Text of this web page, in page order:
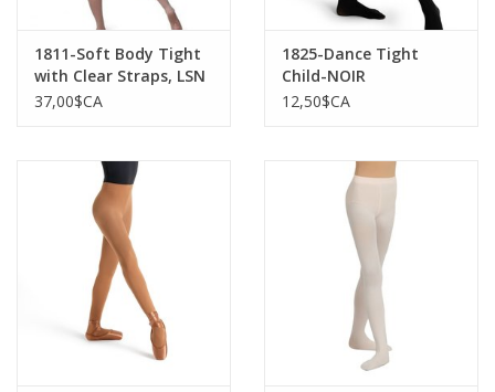
1811-Soft Body Tight
with Clear Straps, LSN
37,00$CA
1825-Dance Tight
Child-NOIR
12,50$CA